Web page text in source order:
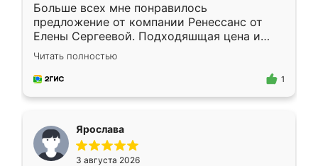
Больше всех мне понравилось
предложение от компании Ренессанс от
Елены Сергеевой. Подходяшщая цена и
короткие сроки изготовления. Приехавший
для замера сотрудник Владислав
предложил по моему эскизу самый
Читать полностью
1
Ярослава
3 августа 2026